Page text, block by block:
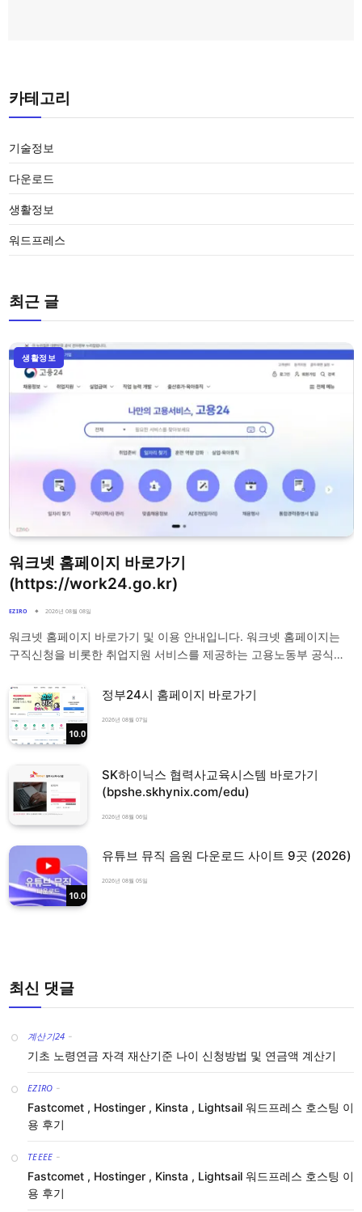
카테고리
기술정보
다운로드
생활정보
워드프레스
최근 글
생활정보
워크넷 홈페이지 바로가기
(https://work24.go.kr)
EZIRO 2026년 08월 08일
워크넷 홈페이지 바로가기 및 이용 안내입니다. 워크넷 홈페이지는
구직신청을 비롯한 취업지원 서비스를 제공하는 고용노동부 공식…
10.0
정부24시 홈페이지 바로가기
2026년 08월 07일
SK하이닉스 협력사교육시스템 바로가기
(bpshe.skhynix.com/edu)
2026년 08월 06일
10.0
유튜브 뮤직 음원 다운로드 사이트 9곳 (2026)
2026년 08월 05일
최신 댓글
계산기24 -
기초 노령연금 자격 재산기준 나이 신청방법 및 연금액 계산기
EZIRO -
Fastcomet , Hostinger , Kinsta , Lightsail 워드프레스 호스팅 이
용 후기
TEEEE -
Fastcomet , Hostinger , Kinsta , Lightsail 워드프레스 호스팅 이
용 후기